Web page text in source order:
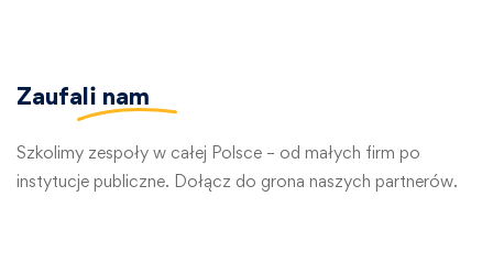
Zaufali nam
Szkolimy zespoły w całej Polsce – od małych firm po
instytucje publiczne. Dołącz do grona naszych partnerów.